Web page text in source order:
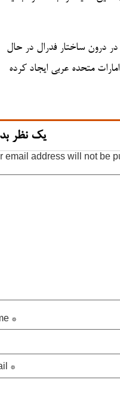
درون ساختار فدرال در حال
متحده عربی ایجاد کرده
یک نظر
email address will not be
*
*